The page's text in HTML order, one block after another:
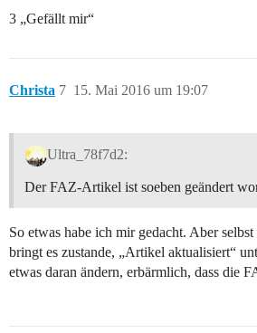
3 „Gefällt mir“
Christa 15. Mai 2016 um 19:07
7
Ultra_78f7d2:
Der FAZ-Artikel ist soeben geändert
So etwas habe ich mir gedacht. Aber
bringt es zustande, „Artikel aktualisiert“
etwas daran ändern, erbärmlich, dass die